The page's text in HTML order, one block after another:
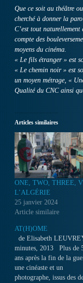
Que ce soit au théâtre
cherché à donner la
C’est tout naturellement
compte des
moyens du cinéma.
« Le fils étranger » est
« Le chemin noir » est
un moyen métrage, «
Qualité du CNC ainsi
Articles similaires
ONE, TWO, THREE,
L’ALGÉRIE
25 janvier 2024
Article similaire
AT(H)OME
de Elisabeth
minutes, 2013 Plus de
ans après la fin de la
une cinéaste et un
photographe, issus des